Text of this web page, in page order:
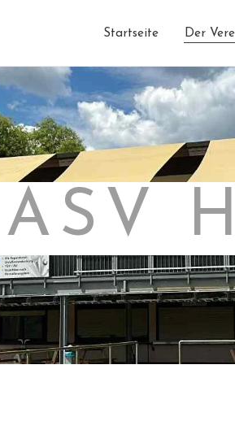
Startseite Der